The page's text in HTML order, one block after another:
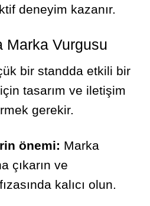
deneyim kazanır.
Marka Vurgusu
bir standda etkili bir
tasarım ve iletişim
gerekir.
önemi: Marka
çıkarın ve
kalıcı olun.